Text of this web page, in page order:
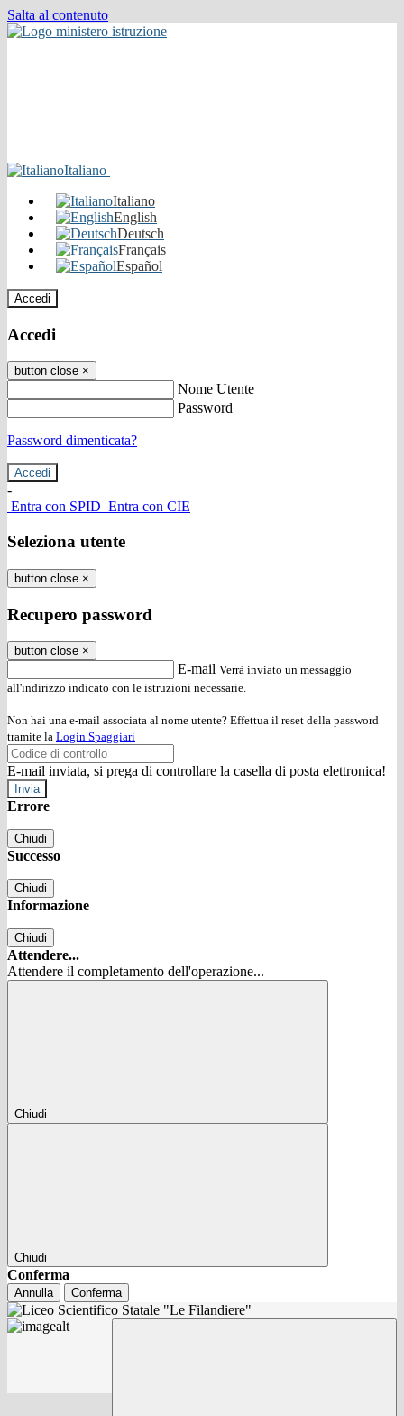
Salta al contenuto
Italiano
Italiano
English
Deutsch
Français
Español
Accedi
Accedi
button close ×
Nome Utente
Password
Password dimenticata?
-
Entra con SPID Entra con CIE
Seleziona utente
button close ×
Recupero password
button close ×
E-mail Verrà inviato un messaggio
all'indirizzo indicato con le istruzioni necessarie.
Non hai una e-mail associata al nome utente? Effettua il reset della password
tramite la Login Spaggiari
E-mail inviata, si prega di controllare la casella di posta elettronica!
Errore
Chiudi
Successo
Chiudi
Informazione
Chiudi
Attendere...
Attendere il completamento dell'operazione...
Chiudi
Chiudi
Conferma
Annulla Conferma